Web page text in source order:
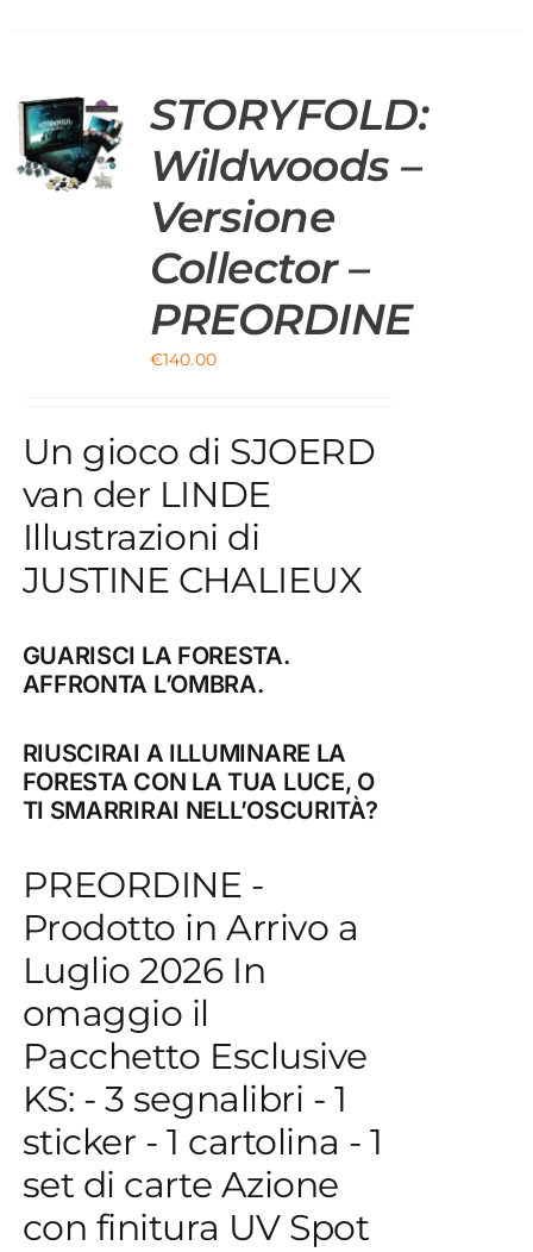
STORYFOLD:
Wildwoods –
Versione
Collector –
PREORDINE
€140.00
Un gioco di SJOERD
van der LINDE
Illustrazioni di
JUSTINE CHALIEUX
GUARISCI LA FORESTA.
AFFRONTA L’OMBRA.
RIUSCIRAI A ILLUMINARE LA
FORESTA CON LA TUA LUCE, O
TI SMARRIRAI NELL’OSCURITÀ?
PREORDINE -
Prodotto in Arrivo a
Luglio 2026 In
omaggio il
Pacchetto Esclusive
KS: - 3 segnalibri - 1
sticker - 1 cartolina - 1
set di carte Azione
con finitura UV Spot